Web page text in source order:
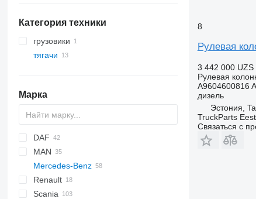
Категория техники
грузовики
тягачи
Марка
DAF
CF
LF
XF
XG
F-MAX
S-Way
Stralis
Trakker
MAN
L2000
LE
TGA
Mercedes-Benz
Actros
Actros 1832
Antos
Canter
Renault
Magnum
Scania
8
Рулевая
3 442 000 UZS
Рулевая
A9604600816
дизель
Эстония,
TruckParts
Связаться с